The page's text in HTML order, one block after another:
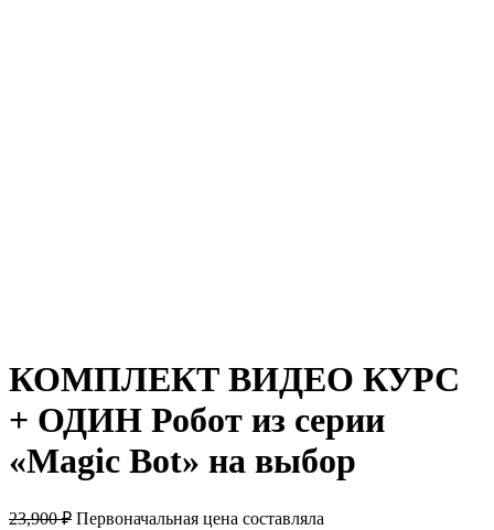
КОМПЛЕКТ ВИДЕО КУРС
+ ОДИН Робот из серии
«Magic Bot» на выбор
23,900₽ Первоначальная цена составляла